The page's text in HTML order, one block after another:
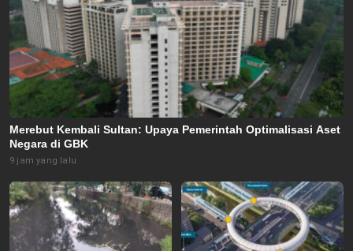
Merebut Kembali Sultan: Upaya Pemerintah Optimalisasi Aset
Negara di GBK
9 jam yang lalu